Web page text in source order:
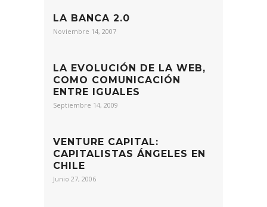
LA BANCA 2.0
Noviembre 14, 2007
LA EVOLUCIÓN DE LA WEB,
COMO COMUNICACIÓN
ENTRE IGUALES
Septiembre 14, 2009
VENTURE CAPITAL:
CAPITALISTAS ÁNGELES EN
CHILE
Junio 27, 2006